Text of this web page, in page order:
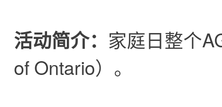
活动简介： 家庭日整个
of Ontario）。